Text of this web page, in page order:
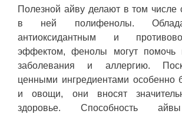
Полезной айву делают в том числе
в ней полифенолы.
антиоксидантным и
эффектом, фенолы могут помочь
заболевания и аллергию.
ценными ингредиентами особенно
и овощи, они вносят
здоровье. Способность